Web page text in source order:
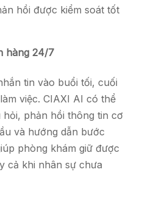
hồi được kiểm soát tốt
hàng 24/7
tin vào buổi tối, cuối
việc. CIAXI AI có thể
phản hồi thông tin cơ
và hướng dẫn bước
phòng khám giữ được
cả khi nhân sự chưa